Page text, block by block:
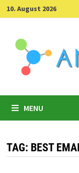
Skip
to
10. August 2026
MENU
TAG: BEST